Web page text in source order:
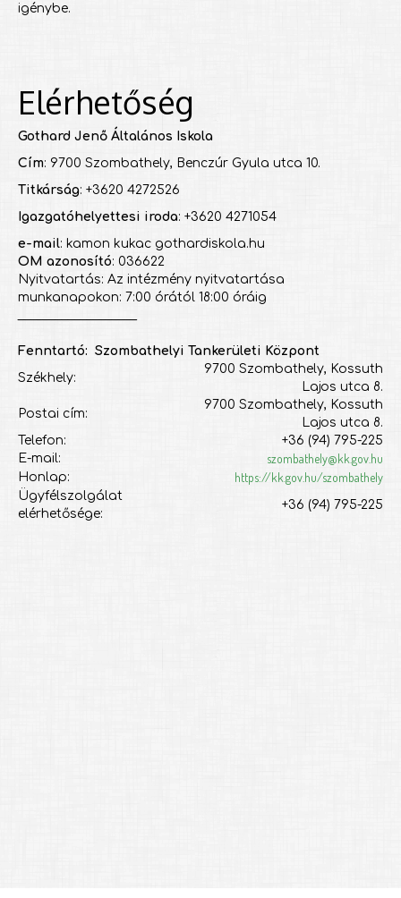
igénybe.
Elérhetőség
Gothard Jenő Általános Iskola
Cím: 9700 Szombathely, Benczúr Gyula utca 10.
Titkárság: +3620 4272526
Igazgatóhelyettesi iroda: +3620 4271054
e-mail: kamon kukac gothardiskola.hu
OM azonosító: 036622
Nyitvatartás: Az intézmény nyitvatartása
munkanapokon: 7:00 órától 18:00 óráig
Fenntartó: Szombathelyi Tankerületi Központ
Székhely:
9700 Szombathely, Kossuth
Lajos utca 8.
Postai cím:
9700 Szombathely, Kossuth
Lajos utca 8.
Telefon:
+36 (94) 795-225
E-mail:
szombathely@kk.gov.hu
Honlap: https://kk.gov.hu/szombathely
Ügyfélszolgálat
elérhetősége:
+36 (94) 795-225